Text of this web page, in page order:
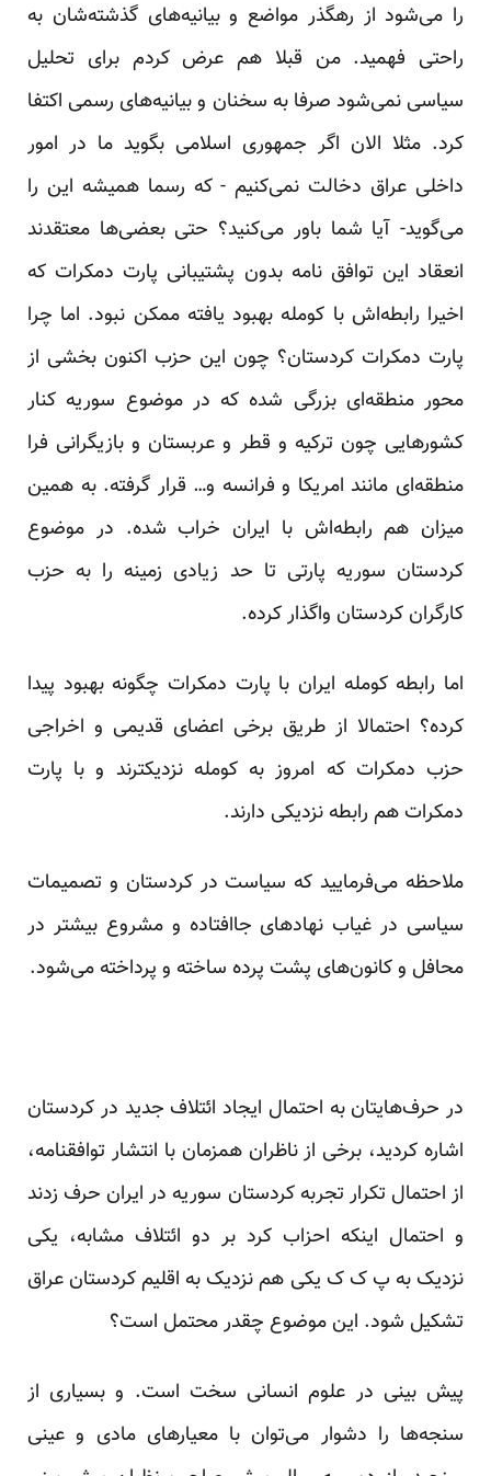
را می‌شود از رهگذر مواضع و بیانیه‌های گذشته‌شان به
راحتی فهمید. من قبلا هم عرض کردم برای تحلیل
سیاسی نمی‌شود صرفا به سخنان و بیانیه‌های رسمی اکتفا
کرد. مثلا الان اگر جمهوری اسلامی بگوید ما در امور
داخلی عراق دخالت نمی‌کنیم - که رسما همیشه این را
می‌گوید- آیا شما باور می‌کنید؟ حتی بعضی‌ها معتقدند
انعقاد این توافق نامه بدون پشتیبانی پارت دمکرات که
اخیرا رابطه‌اش با کومله بهبود یافته ممکن نبود. اما چرا
پارت دمکرات کردستان؟ چون این حزب اکنون بخشی از
محور منطقه‌ای بزرگی شده که در موضوع سوریه کنار
کشورهایی چون ترکیه و قطر و عربستان و بازیگرانی فرا
منطقه‌ای مانند امریکا و فرانسه و… قرار گرفته. به همین
میزان هم رابطه‌اش با ایران خراب شده. در موضوع
کردستان سوریه پارتی تا حد زیادی زمینه را به حزب
کارگران کردستان واگذار کرده.
اما رابطه کومله ایران با پارت دمکرات چگونه بهبود پیدا
کرده؟ احتمالا از طریق برخی اعضای قدیمی و اخراجی
حزب دمکرات که امروز به کومله نزدیکترند و با پارت
دمکرات هم رابطه نزدیکی دارند.
ملاحظه می‌فرمایید که سیاست در کردستان و تصمیمات
سیاسی در غیاب نهادهای جاافتاده و مشروع بیشتر در
محافل و کانون‌های پشت پرده ساخته و پرداخته می‌شود.
در حرف‌هایتان به احتمال ایجاد ائتلاف جدید در کردستان
اشاره کردید، برخی از ناظران همزمان با انتشار توافقنامه،
از احتمال تکرار تجربه کردستان سوریه در ایران حرف زدند
و احتمال اینکه احزاب کرد بر دو ائتلاف مشابه، یکی
نزدیک به پ ک ک یکی هم نزدیک به اقلیم کردستان عراق
تشکیل شود. این موضوع چقدر محتمل است؟
پیش بینی در علوم انسانی سخت است. و بسیاری از
سنجه‌ها را دشوار می‌توان با معیارهای مادی و عینی